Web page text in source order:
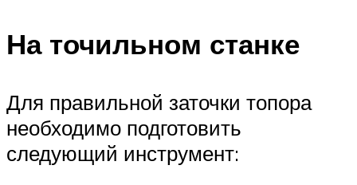
На точильном станке
Для правильной заточки топора
необходимо подготовить
следующий инструмент: